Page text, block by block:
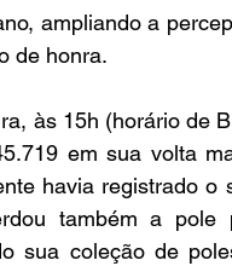
ampliando a
de honra.
às 15h (horário de
em sua volta
havia registrado o
também a pole
sua coleção de